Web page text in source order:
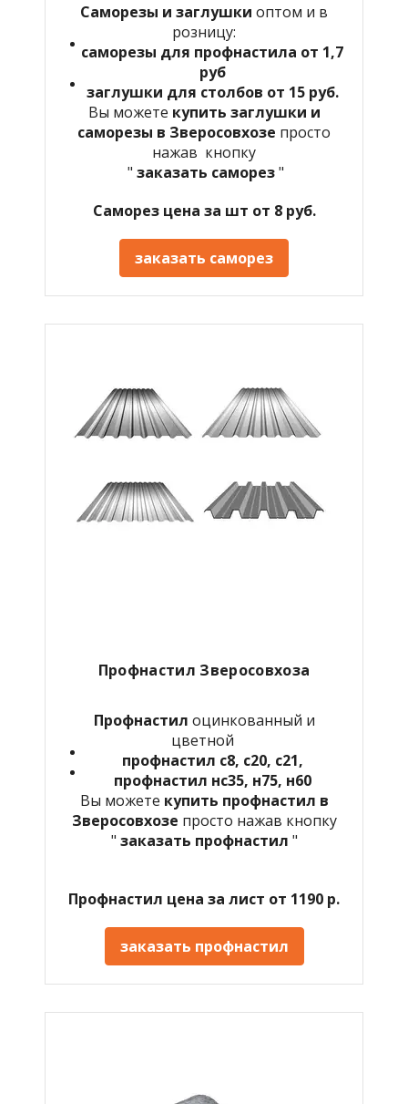
Саморезы и заглушки оптом и в
розницу:
саморезы для профнастила от 1,7
руб
заглушки для столбов от 15 руб.
Вы можете купить заглушки и
саморезы в Зверосовхозе просто
нажав кнопку
" заказать саморез"
Саморез цена за шт от 8 руб.
заказать саморез
Профнастил Зверосовхоза
Профнастил оцинкованный и
цветной
профнастил с8, с20, с21,
профнастил нс35, н75, н60
Вы можете купить профнастил в
Зверосовхозе просто нажав кнопку
" заказать профнастил "
Профнастил цена за лист от 1190 р.
заказать профнастил